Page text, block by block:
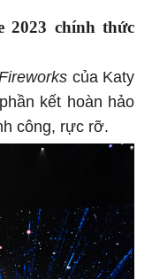
2023 chính thức
Fireworks của Katy
kết hoàn hảo
công, rực rỡ.